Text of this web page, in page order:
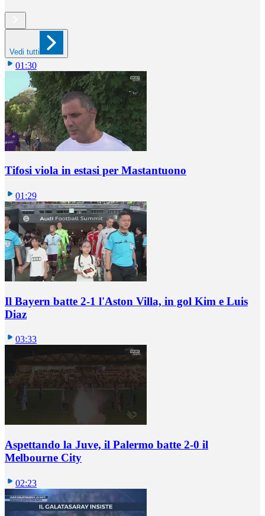
Vedi tutti
01:30
Tifosi viola in estasi per Mastantuono
01:29
Il Bayern batte 2-1 l'Aston Villa, in gol Kim e Luis
Diaz
03:33
Aspettando la Juve, il Palermo batte 2-0 il
Melbourne City
02:23